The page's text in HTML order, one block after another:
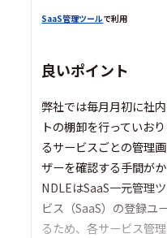
SaaS管理ツールで利用
良いポイント
弊社では毎月月初に社
トの棚卸を行っていお
るサービスごとの管理
ザーを確認する手間が
NDLEはSaaS一元管理
ビス（SaaS）の登録ユ
るため、各サービス管